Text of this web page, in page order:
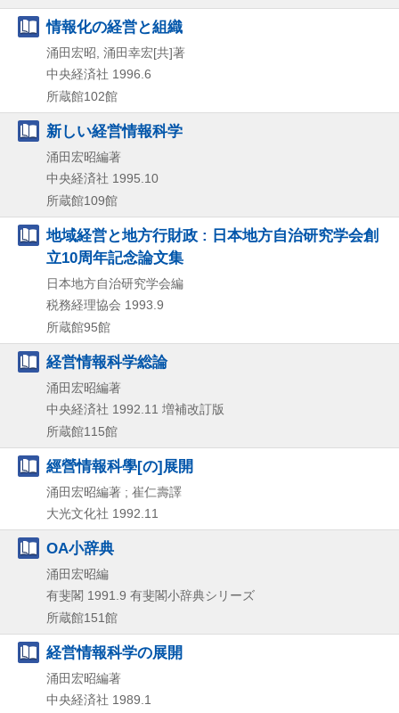
情報化の経営と組織
涌田宏昭, 涌田幸宏[共]著
中央経済社 1996.6
所蔵館102館
新しい経営情報科学
涌田宏昭編著
中央経済社 1995.10
所蔵館109館
地域経営と地方行財政 : 日本地方自治研究学会創
立10周年記念論文集
日本地方自治研究学会編
税務経理協会 1993.9
所蔵館95館
経営情報科学総論
涌田宏昭編著
中央経済社 1992.11 増補改訂版
所蔵館115館
經營情報科學[の]展開
涌田宏昭編著 ; 崔仁壽譯
大光文化社 1992.11
OA小辞典
涌田宏昭編
有斐閣 1991.9 有斐閣小辞典シリーズ
所蔵館151館
経営情報科学の展開
涌田宏昭編著
中央経済社 1989.1